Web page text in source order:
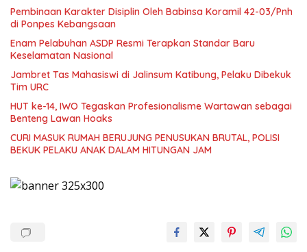
Pembinaan Karakter Disiplin Oleh Babinsa Koramil 42-03/Pnh
di Ponpes Kebangsaan
Enam Pelabuhan ASDP Resmi Terapkan Standar Baru
Keselamatan Nasional
Jambret Tas Mahasiswi di Jalinsum Katibung, Pelaku Dibekuk
Tim URC
HUT ke-14, IWO Tegaskan Profesionalisme Wartawan sebagai
Benteng Lawan Hoaks ‎
CURI MASUK RUMAH BERUJUNG PENUSUKAN BRUTAL, POLISI
BEKUK PELAKU ANAK DALAM HITUNGAN JAM